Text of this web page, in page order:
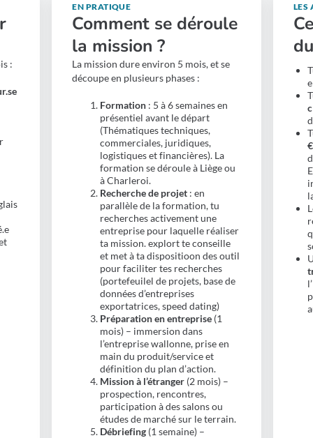
:
EN PRATIQUE
Comment se déroule
la mission ?
La mission dure environ 5 mois, et se
découpe en plusieurs phases :
Formation : 5 à 6 semaines en
présentiel avant le départ
(Thématiques techniques,
commerciales, juridiques,
logistiques et financières). La
formation se déroule à Liège ou
à Charleroi.
Recherche de projet : en
parallèle de la formation, tu
recherches activement une
entreprise pour laquelle réaliser
ta mission. explort te conseille
et met à ta dispositioon des outil
pour faciliter tes recherches
(portefeuilel de projets, base de
données d’entreprises
exportatrices, speed dating)
Préparation en entreprise (1
mois) – immersion dans
l’entreprise wallonne, prise en
main du produit/service et
définition du plan d’action.
Mission à l’étranger (2 mois) –
prospection, rencontres,
participation à des salons ou
études de marché sur le terrain.
Débriefing (1 semaine) –
LES
€